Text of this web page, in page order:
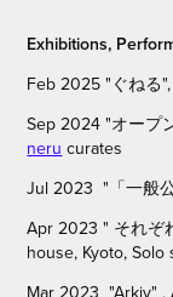
Exhibitions,
Feb 2025 "ぐねる
Sep 2024 "オープ
neru curates
Jul 2023 "「一般
Apr 2023 " それぞ
house, Kyoto,Solo
Mar 2023 "Arkiv" ,